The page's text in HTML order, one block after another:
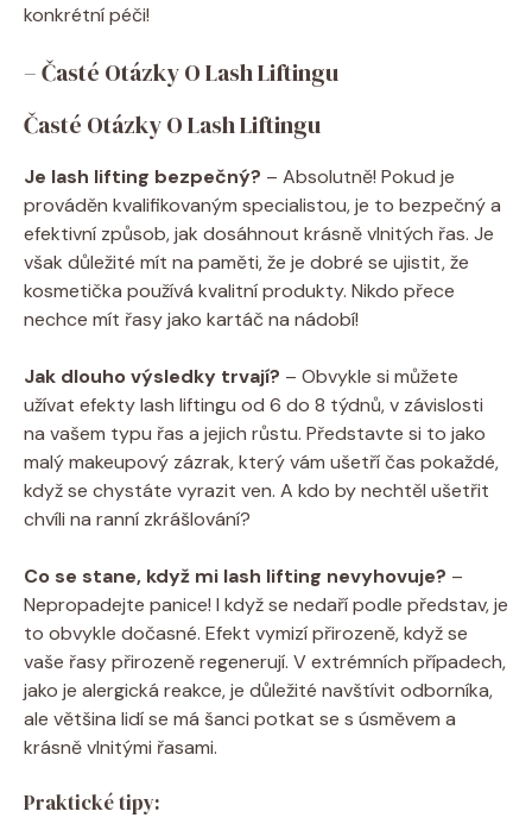
konkrétní péči!
– Časté⁣ Otázky O Lash Liftingu
Časté Otázky O Lash ​Liftingu
Je lash ⁢lifting bezpečný? ⁢– Absolutně!⁢ Pokud je
prováděn ​kvalifikovaným specialistou, je to bezpečný a
⁢efektivní způsob, jak dosáhnout krásně vlnitých řas. Je
však‌ důležité mít na ‌paměti,⁤ že je dobré se ujistit, ⁢že‌
kosmetička používá kvalitní produkty. Nikdo​ přece
nechce mít‍ řasy⁤ jako ​kartáč ‌na nádobí!
Jak‌ dlouho ‌výsledky trvají? –‍ Obvykle​ si můžete
užívat efekty lash liftingu od 6 do ⁣8 týdnů, ⁤v⁣ závislosti
na ⁢vašem⁢ typu řas a jejich růstu. ​Představte si to jako
malý makeupový ⁤zázrak, který‍ vám ušetří čas pokaždé,
když ‌se chystáte vyrazit ven.‌ A⁢ kdo ⁢by nechtěl ⁣ušetřit
chvíli na ⁤ranní zkrášlování?
Co se stane, když mi lash lifting nevyhovuje? –
Nepropadejte panice! I ‌když se nedaří podle představ, je
⁤to‌ obvykle⁢ dočasné.⁣ Efekt ‍vymizí‌ přirozeně,⁢ když se
vaše řasy přirozeně regenerují. V ⁤extrémních případech,
jako‍ je alergická reakce, je důležité navštívit ‍odborníka,
ale ‍většina lidí ⁣se ‌má šanci​ potkat⁢ se s úsměvem⁣ a
⁤krásně⁣ vlnitými ⁣řasami.
Praktické tipy: